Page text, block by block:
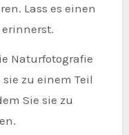
Lass es einen
Naturfotografie
zu einem Teil
Sie sie zu